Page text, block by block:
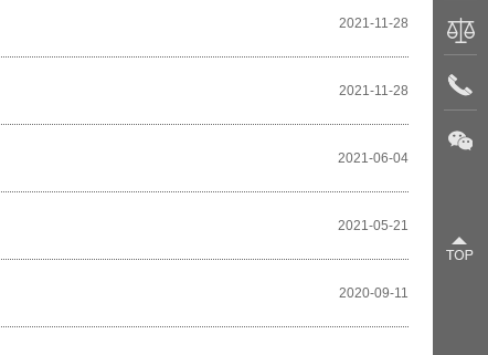
2021-11-28
2021-11-28
2021-06-04
2021-05-21
2020-09-11